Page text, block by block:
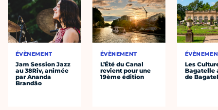
ÉVÈNEMENT
Jam Session Jazz
au 38Riv, animée
par Ananda
Brandão
ÉVÈNEMENT
L’Été du Canal
revient pour une
19ème édition
Les
Bagatelle
de